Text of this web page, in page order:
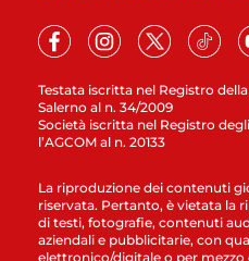
Testata iscritta nel Registro
Salerno al n. 34/2009
Società iscritta nel Registro
l’AGCOM al n. 20133
La riproduzione dei contenuti
riservata. Pertanto, è vietata la
di testi, fotografie, contenuti
aziendali e pubblicitarie, con
elettronico/digitale o per